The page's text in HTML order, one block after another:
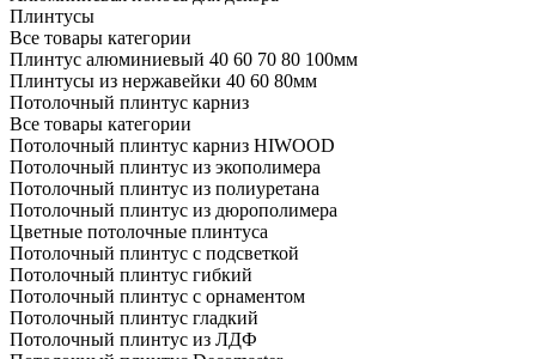
Плинтусы
Все товары категории
Плинтус алюминиевый 40 60 70 80 100мм
Плинтусы из нержавейки 40 60 80мм
Потолочный плинтус карниз
Все товары категории
Потолочный плинтус карниз HIWOOD
Потолочный плинтус из экополимера
Потолочный плинтус из полиуретана
Потолочный плинтус из дюрополимера
Цветные потолочные плинтуса
Потолочный плинтус с подсветкой
Потолочный плинтус гибкий
Потолочный плинтус с орнаментом
Потолочный плинтус гладкий
Потолочный плинтус из ЛДФ